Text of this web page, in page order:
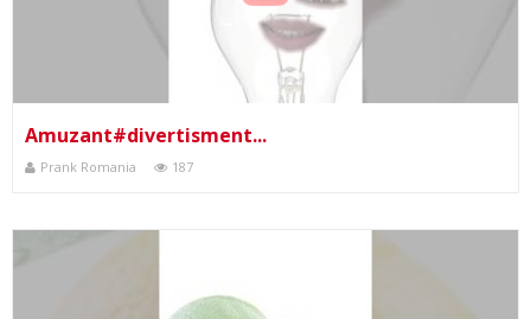
Amuzant#divertisment...
Prank Romania 187